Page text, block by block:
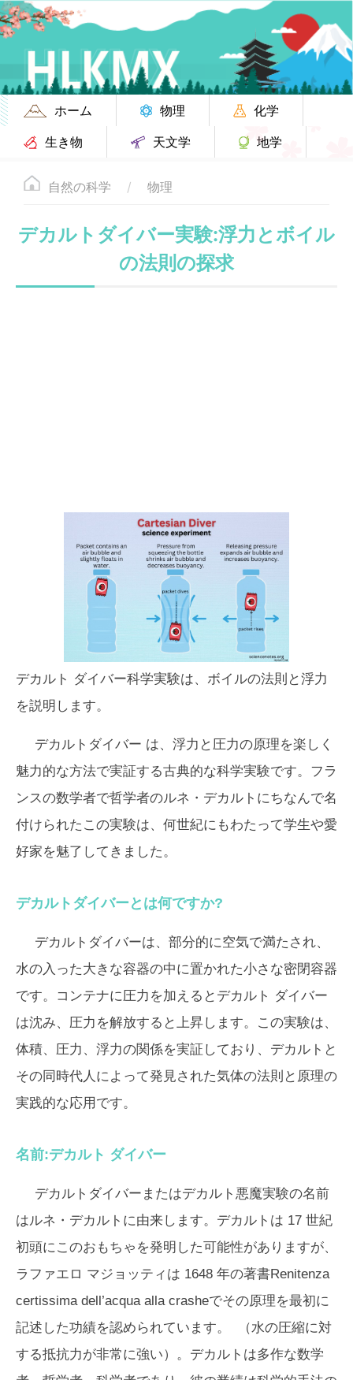
ホーム 物理
化学
生き物
天文学 地学
自然の科学 物理
デカルトダイバー実験:浮力とボイル
の法則の探求
デカルト ダイバー科学実験は、ボイルの法則と浮力
を説明します。
デカルトダイバー は、浮力と圧力の原理を楽しく
魅力的な方法で実証する古典的な科学実験です。フラ
ンスの数学者で哲学者のルネ・デカルトにちなんで名
付けられたこの実験は、何世紀にもわたって学生や愛
好家を魅了してきました。
デカルトダイバーとは何ですか?
デカルトダイバーは、部分的に空気で満たされ、
水の入った大きな容器の中に置かれた小さな密閉容器
です。コンテナに圧力を加えるとデカルト ダイバー
は沈み、圧力を解放すると上昇します。この実験は、
体積、圧力、浮力の関係を実証しており、デカルトと
その同時代人によって発見された気体の法則と原理の
実践的な応用です。
名前:デカルト ダイバー
デカルトダイバーまたはデカルト悪魔実験の名前
はルネ・デカルトに由来します。デカルトは 17 世紀
初頭にこのおもちゃを発明した可能性がありますが、
ラファエロ マジョッティは 1648 年の著書Renitenza
certissima dell’acqua alla crasheでその原理を最初に
記述した功績を認められています。 （水の圧縮に対
する抵抗力が非常に強い）。デカルトは多作な数学